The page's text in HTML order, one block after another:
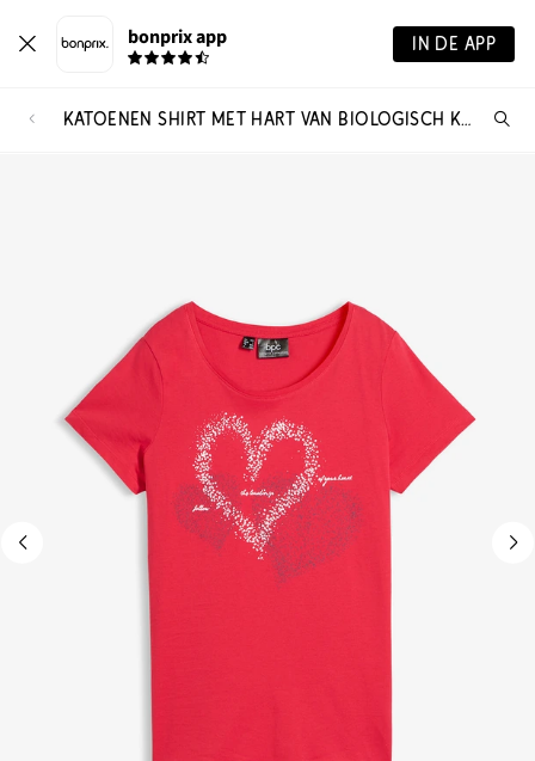
bonprix app IN DE APP
KATOENEN SHIRT MET HART VAN BIOLOGISCH KATOEN